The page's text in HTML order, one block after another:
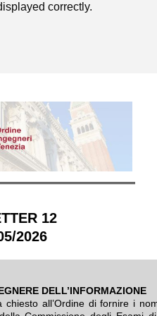
correctly.
12
2026
DELL’INFORMAZIONE
chiesto all’Ordine di fornire i